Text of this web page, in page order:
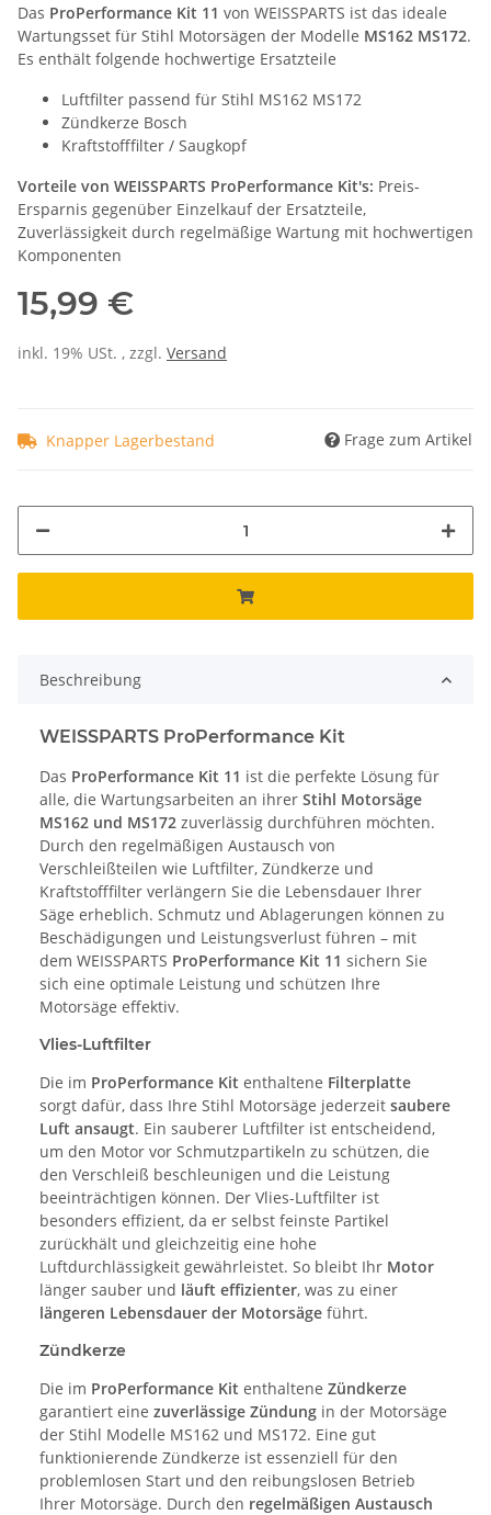
Das ProPerformance Kit 11 von WEISSPARTS ist das ideale
Wartungsset für Stihl Motorsägen der Modelle MS162 MS172.
Es enthält folgende hochwertige Ersatzteile
Luftfilter passend für Stihl MS162 MS172
Zündkerze Bosch
Kraftstofffilter / Saugkopf
Vorteile von WEISSPARTS ProPerformance Kit's: Preis-
Ersparnis gegenüber Einzelkauf der Ersatzteile,
Zuverlässigkeit durch regelmäßige Wartung mit hochwertigen
Komponenten
15,99 €
inkl. 19% USt. , zzgl. Versand
Knapper Lagerbestand Frage zum Artikel
Beschreibung
WEISSPARTS ProPerformance Kit
Das ProPerformance Kit 11 ist die perfekte Lösung für
alle, die Wartungsarbeiten an ihrer Stihl Motorsäge
MS162 und MS172 zuverlässig durchführen möchten.
Durch den regelmäßigen Austausch von
Verschleißteilen wie Luftfilter, Zündkerze und
Kraftstofffilter verlängern Sie die Lebensdauer Ihrer
Säge erheblich. Schmutz und Ablagerungen können zu
Beschädigungen und Leistungsverlust führen – mit
dem WEISSPARTS ProPerformance Kit 11 sichern Sie
sich eine optimale Leistung und schützen Ihre
Motorsäge effektiv.
Vlies-Luftfilter
Die im ProPerformance Kit enthaltene Filterplatte
sorgt dafür, dass Ihre Stihl Motorsäge jederzeit saubere
Luft ansaugt. Ein sauberer Luftfilter ist entscheidend,
um den Motor vor Schmutzpartikeln zu schützen, die
den Verschleiß beschleunigen und die Leistung
beeinträchtigen können. Der Vlies-Luftfilter ist
besonders effizient, da er selbst feinste Partikel
zurückhält und gleichzeitig eine hohe
Luftdurchlässigkeit gewährleistet. So bleibt Ihr Motor
länger sauber und läuft effizienter, was zu einer
längeren Lebensdauer der Motorsäge führt.
Zündkerze
Die im ProPerformance Kit enthaltene Zündkerze
garantiert eine zuverlässige Zündung in der Motorsäge
der Stihl Modelle MS162 und MS172. Eine gut
funktionierende Zündkerze ist essenziell für den
problemlosen Start und den reibungslosen Betrieb
Ihrer Motorsäge. Durch den regelmäßigen Austausch